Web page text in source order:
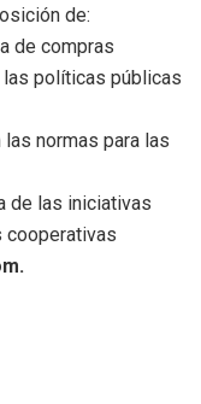
de:
de compras
políticas públicas
normas para las
de las iniciativas
cooperativas